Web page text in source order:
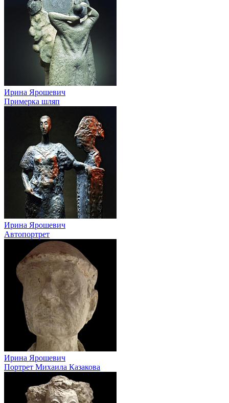
Ирина Ярошевич
Примерка шляп
Ирина Ярошевич
Автопортрет
Ирина Ярошевич
Портрет Михаила Казакова